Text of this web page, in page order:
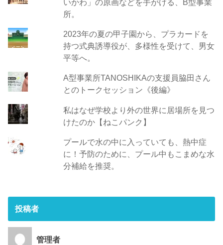
所。
2023年の夏の甲子園から、プラカードを
持つ式典誘導役が、多様性を受けて、男女
平等へ。
A型事業所TANOSHIKAの支援員脇田さん
とのトークセッション《後編》
私はなぜ学校より外の世界に居場所を見つ
けたのか【ねこパンク】
プールで水の中に入っていても、熱中症
に！予防のために、プール中もこまめな水
分補給を推奨。
投稿者
管理者